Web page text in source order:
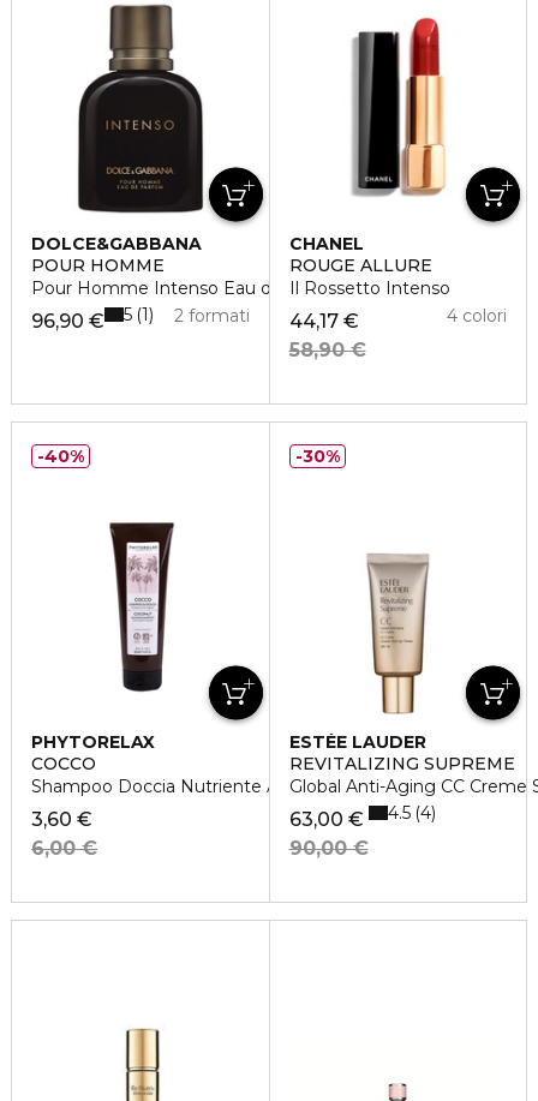
DOLCE&GABBANA
POUR HOMME
Pour Homme Intenso Eau de Parfum
96,90 € 2 formati
5 1
CHANEL
ROUGE ALLURE
Il Rossetto Intenso
44,17 €
58,90 €
4 colori
PHYTORELAX
COCCO
Shampoo Doccia Nutriente Avvolgente
3,60 €
6,00 €
40%
ESTÉE LAUDER
REVITALIZING SUPREME
Global Anti-Aging CC Creme
63,00 €
90,00 €
4.5 4
30%